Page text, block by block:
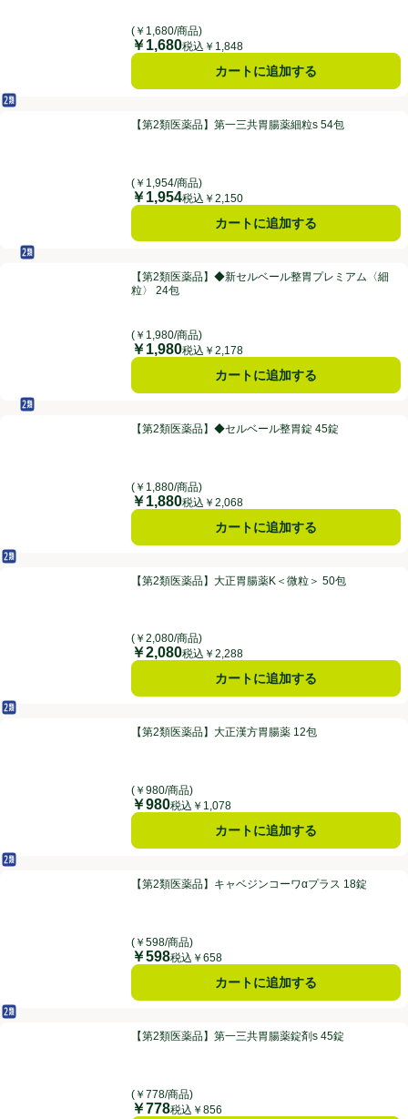
(￥1,680/商品)
価格
￥1,680税込￥1,848
カートに追加する
【第2類医薬品】第一三共胃腸薬細粒s 54包
第2類医薬品
【第2類医薬品】第一三共胃腸薬細粒s 54包
(￥1,954/商品)
価格
￥1,954税込￥2,150
カートに追加する
【第2類医薬品】◆新セルベール整胃プレミアム〈細粒〉 24包
セルフメディケーション税制対象
第2類医薬品
【第2類医薬品】◆新セルベール整胃プレミアム〈細
粒〉 24包
(￥1,980/商品)
価格
￥1,980税込￥2,178
カートに追加する
【第2類医薬品】◆セルベール整胃錠 45錠
セルフメディケーション税制対象
第2類医薬品
【第2類医薬品】◆セルベール整胃錠 45錠
(￥1,880/商品)
価格
￥1,880税込￥2,068
カートに追加する
【第2類医薬品】大正胃腸薬K＜微粒＞ 50包
第2類医薬品
【第2類医薬品】大正胃腸薬K＜微粒＞ 50包
(￥2,080/商品)
価格
￥2,080税込￥2,288
カートに追加する
【第2類医薬品】大正漢方胃腸薬 12包
第2類医薬品
【第2類医薬品】大正漢方胃腸薬 12包
(￥980/商品)
価格
￥980税込￥1,078
カートに追加する
【第2類医薬品】キャベジンコーワαプラス 18錠
第2類医薬品
【第2類医薬品】キャベジンコーワαプラス 18錠
(￥598/商品)
価格
￥598税込￥658
カートに追加する
【第2類医薬品】第一三共胃腸薬錠剤s 45錠
第2類医薬品
【第2類医薬品】第一三共胃腸薬錠剤s 45錠
(￥778/商品)
価格
￥778税込￥856